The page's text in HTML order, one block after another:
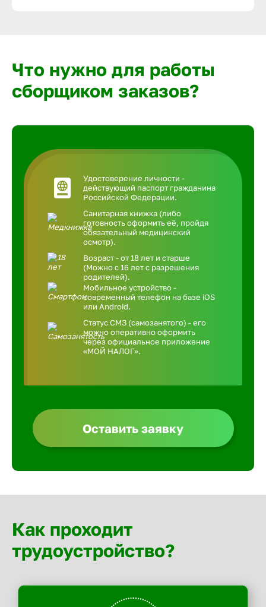
Что нужно для работы
сборщиком заказов?
Удостоверение личности -
действующий паспорт гражданина
Российской Федерации.
Санитарная книжка (либо
готовность оформить её, пройдя
обязательный медицинский
осмотр).
Возраст - от 18 лет и старше
(Можно с 16 лет с разрешения
родителей).
Мобильное устройство -
современный телефон на базе iOS
или Android.
Статус СМЗ (самозанятого) - его
можно оперативно оформить
через официальное приложение
«МОЙ НАЛОГ».
Оставить заявку
Как проходит
трудоустройство?